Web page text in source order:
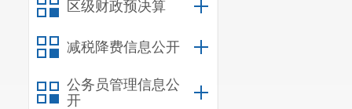
区级财政预决算
减税降费信息公开
公务员管理信息公
开